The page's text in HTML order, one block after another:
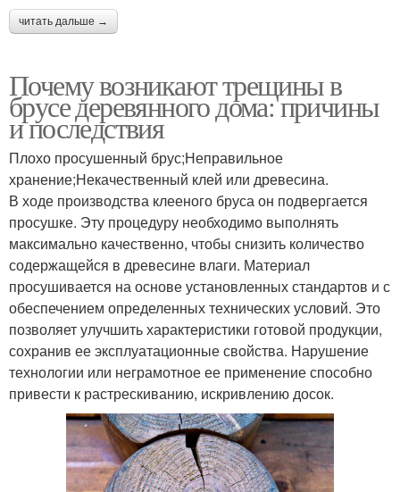
читать дальше →
Почему возникают трещины в
брусе деревянного дома: причины
и последствия
Плохо просушенный брус;Неправильное
хранение;Некачественный клей или древесина.
В ходе производства клееного бруса он подвергается
просушке. Эту процедуру необходимо выполнять
максимально качественно, чтобы снизить количество
содержащейся в древесине влаги. Материал
просушивается на основе установленных стандартов и с
обеспечением определенных технических условий. Это
позволяет улучшить характеристики готовой продукции,
сохранив ее эксплуатационные свойства. Нарушение
технологии или неграмотное ее применение способно
привести к растрескиванию, искривлению досок.